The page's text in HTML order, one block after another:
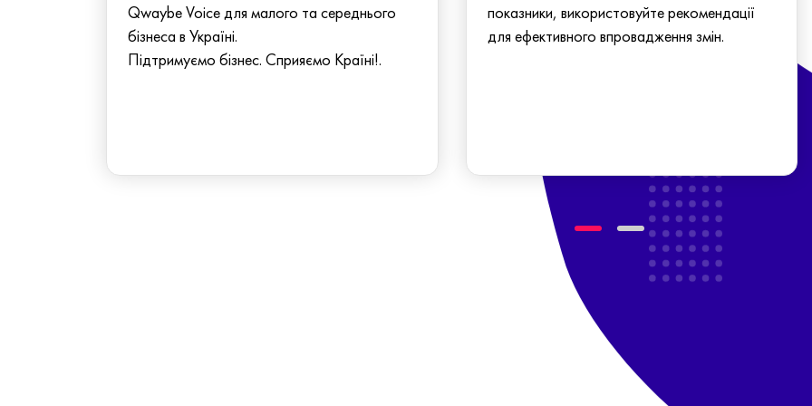
Qwaybe Voice для малого та середнього
бізнеса в Україні.
Підтримуємо бізнес. Сприяємо Країні!.
показники, використовуйте рекомендації
для ефективного впровадження змін.